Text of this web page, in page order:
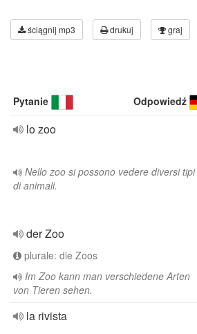
ściągnij mp3 drukuj graj
Pytanie Odpowiedź
lo zoo
Nello zoo si possono vedere diversi tipi
di animali.
der Zoo
plurale: die Zoos
Im Zoo kann man verschiedene Arten
von Tieren sehen.
la rivista